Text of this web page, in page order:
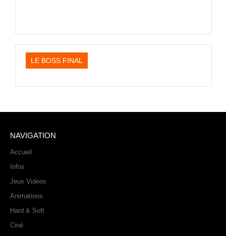
LE BOSS FINAL
NAVIGATION
Accueil
Infos
Jeux Videos
Animations
Hard & Soft
Ciné